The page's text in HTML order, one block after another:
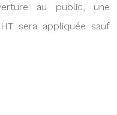
au public, une
sera appliquée sauf